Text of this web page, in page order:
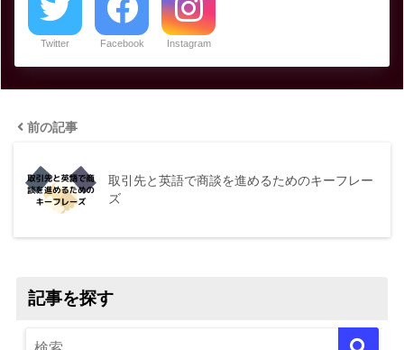
Twitter Facebook Instagram
前の記事
取引先と英語で商談を進めるためのキーフレー
ズ
記事を探す